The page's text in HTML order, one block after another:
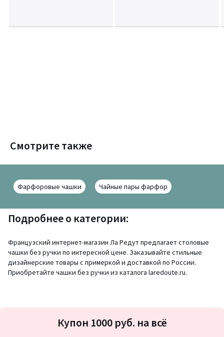
Смотрите также
Фарфоровые чашки Чайные пары фарфор
Подробнее о категории:
Французский интернет-магазин Ла Редут предлагает столовые
чашки без ручки по интересной цене. Заказывайте стильные
дизайнерские товары с примеркой и доставкой по России.
Приобретайте чашки без ручки из каталога laredoute.ru.
на
Купон 1000 руб. на всё